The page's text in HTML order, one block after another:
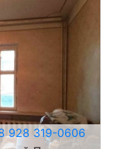
928 319-0606